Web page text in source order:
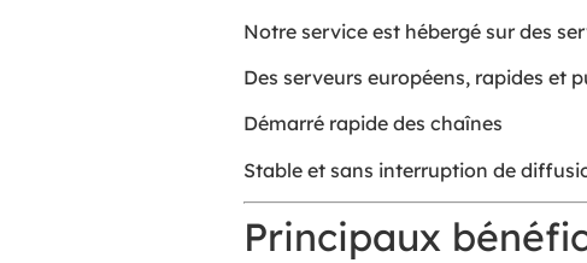
Notre service est hébergé sur des
Des serveurs européens, rapides et
Démarré rapide des chaînes
Stable et sans interruption de
Principaux